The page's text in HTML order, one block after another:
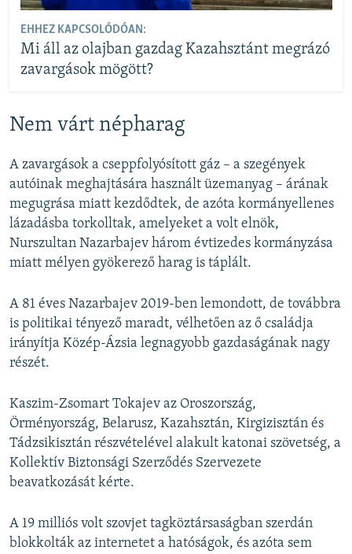
EHHEZ KAPCSOLÓDÓAN:
Mi áll az olajban gazdag Kazahsztánt megrázó
zavargások mögött?
Nem várt népharag
A zavargások a cseppfolyósított gáz – a szegények
autóinak meghajtására használt üzemanyag – árának
megugrása miatt kezdődtek, de azóta kormányellenes
lázadásba torkolltak, amelyeket a volt elnök,
Nurszultan Nazarbajev három évtizedes kormányzása
miatt mélyen gyökerező harag is táplált.
A 81 éves Nazarbajev 2019-ben lemondott, de továbbra
is politikai tényező maradt, vélhetően az ő családja
irányítja Közép-Ázsia legnagyobb gazdaságának nagy
részét.
Kaszim-Zsomart Tokajev az Oroszország,
Örményország, Belarusz, Kazahsztán, Kirgizisztán és
Tádzsikisztán részvételével alakult katonai szövetség, a
Kollektív Biztonsági Szerződés Szervezete
beavatkozását kérte.
A 19 milliós volt szovjet tagköztársaságban szerdán
blokkolták az internetet a hatóságok, és azóta sem